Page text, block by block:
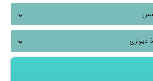
دیواری